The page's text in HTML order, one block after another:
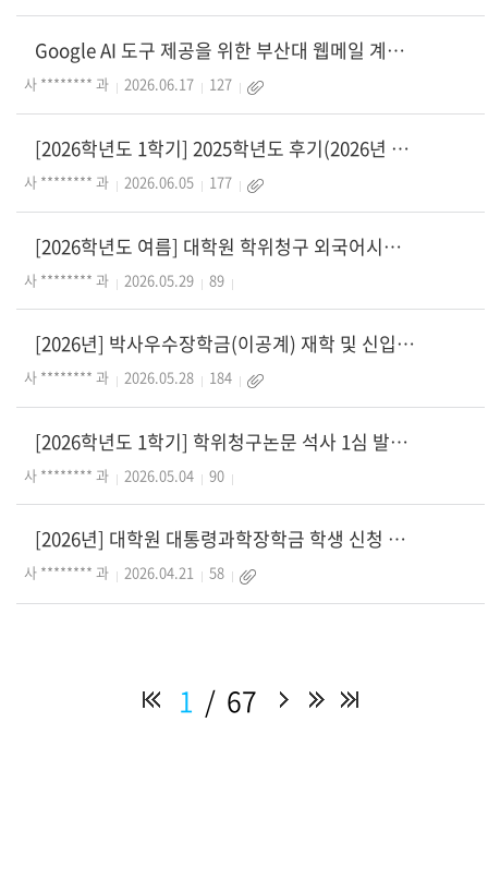
Google AI 도구 제공을 위한 부산대 웹메일 계정 신청 안내
사 ******** 과 2026.06.17 127
[2026학년도 1학기] 2025학년도 후기(2026년 8월 졸업) 학위청구논문 결과보고서
사 ******** 과 2026.06.05 177
[2026학년도 여름] 대학원 학위청구 외국어시험(영어) 대체강좌 수강생 모집 안내
사 ******** 과 2026.05.29 89
[2026년] 박사우수장학금(이공계) 재학 및 신입 장학생 선발 안내
사 ******** 과 2026.05.28 184
[2026학년도 1학기] 학위청구논문 석사 1심 발표 안내
사 ******** 과 2026.05.04 90
[2026년] 대학원 대통령과학장학금 학생 신청 안내
사 ******** 과 2026.04.21 58
1 67